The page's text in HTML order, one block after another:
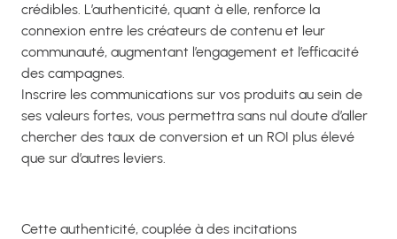
crédibles. L’authenticité, quant à elle, renforce la
connexion entre les créateurs de contenu et leur
communauté, augmentant l’engagement et l’efficacité
des campagnes.
Inscrire les communications sur vos produits au sein de
ses valeurs fortes, vous permettra sans nul doute d’aller
chercher des taux de conversion et un ROI plus élevé
que sur d’autres leviers.
Cette authenticité, couplée à des incitations